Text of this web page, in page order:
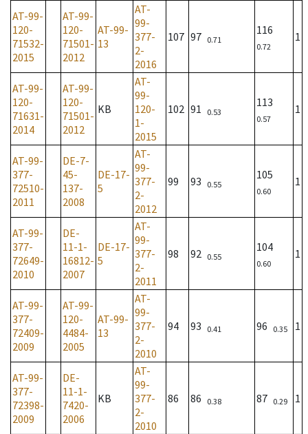
AT-99-
120-
71532-
2015
AT-99-
120-
71501-
2012
AT-99-
13
AT-
99-
377-
2-
2016
107 97 0.71
116
0.72
1
AT-99-
120-
71631-
2014
AT-99-
120-
71501-
2012
KB
AT-
99-
120-
1-
2015
102 91 0.53
113
0.57
1
AT-99-
377-
72510-
2011
DE-7-
45-
137-
2008
DE-17-
5
AT-
99-
377-
2-
2012
99 93 0.55
105
0.60
1
AT-99-
377-
72649-
2010
DE-
11-1-
16812-
2007
DE-17-
5
AT-
99-
377-
2-
2011
98 92 0.55
104
0.60
1
AT-99-
377-
72409-
2009
AT-99-
120-
4484-
2005
AT-99-
13
AT-
99-
377-
2-
2010
94 93 0.41 96 0.35 1
AT-99-
377-
72398-
2009
DE-
11-1-
7420-
2006
KB
AT-
99-
377-
2-
2010
86 86 0.38 87 0.29 1